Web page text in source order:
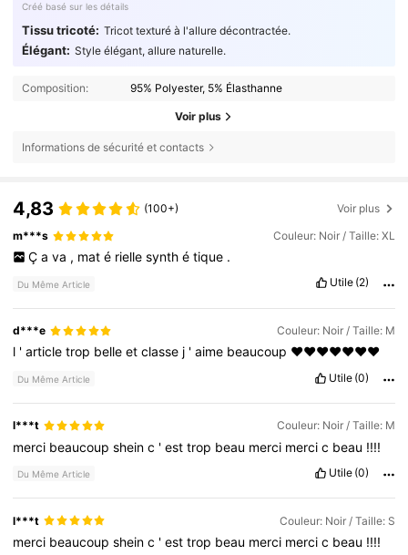
Créé basé sur les détails
Tissu tricoté: Tricot texturé à l'allure décontractée.
Élégant: Style élégant, allure naturelle.
Composition: 95% Polyester, 5% Élasthanne
Voir plus
Informations de sécurité et contacts
4,83 (100+) Voir plus
m***s Couleur: Noir / Taille: XL
Ç a va , mat é rielle synth é tique .
Du Même Article Utile (2)
d***e Couleur: Noir / Taille: M
l 'articletrop belleetclasse j 'aime beaucoup ❤️❤️❤️❤️❤️❤️❤️
Du Même Article Utile (0)
l***t Couleur: Noir / Taille: M
merci beaucoupsheinc 'esttrop beau merci mercic beau !!!!
Du Même Article Utile (0)
l***t Couleur: Noir / Taille: S
merci beaucoupsheinc 'esttrop beau merci mercic beau !!!!